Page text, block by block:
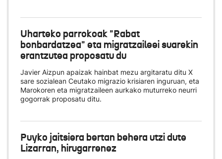
Uharteko parrokoak "Rabat
bonbardatzea" eta migratzaileei suarekin
erantzutea proposatu du
Javier Aizpun apaizak hainbat mezu argitaratu ditu X
sare sozialean Ceutako migrazio krisiaren inguruan, eta
Marokoren eta migratzaileen aurkako muturreko neurri
gogorrak proposatu ditu.
Puyko jaitsiera bertan behera utzi dute
Lizarran, hirugarrenez